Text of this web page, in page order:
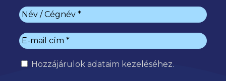
Hozzájárulok adataim kezeléséhez.